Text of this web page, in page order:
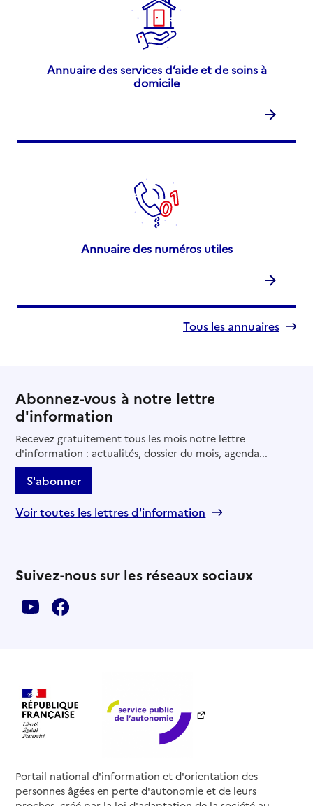
Annuaire des services d’aide et de soins à
domicile
Annuaire des numéros utiles
Tous les annuaires
Abonnez-vous à notre lettre
d'information
Recevez gratuitement tous les mois notre lettre
d'information : actualités, dossier du mois, agenda...
S'abonner
Voir toutes les lettres d'information
Suivez-nous sur les réseaux sociaux
Portail national d'information et d'orientation des
personnes âgées en perte d'autonomie et de leurs